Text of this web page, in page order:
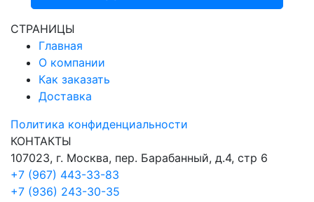
СТРАНИЦЫ
Главная
О компании
Как заказать
Доставка
Политика конфиденциальности
КОНТАКТЫ
107023, г. Москва, пер. Барабанный, д.4, стр 6
+7 (967) 443-33-83
+7 (936) 243-30-35